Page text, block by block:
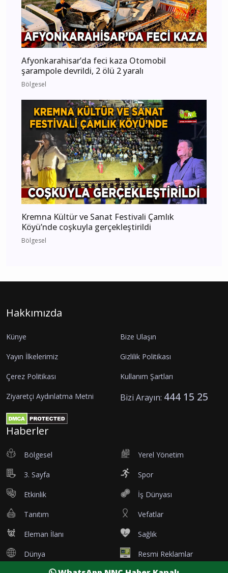
Afyonkarahisar’da feci kaza Otomobil
şarampole devrildi, 2 ölü 2 yaralı
Bölgesel
Kremna Kültür ve Sanat Festivali Çamlık
Köyü’nde coşkuyla gerçekleştirildi
Bölgesel
Hakkımızda
Künye Bize Ulaşın
Yayın İlkelerimiz Gizlilik Politikası
Çerez Politikası Kullanım Şartları
Ziyaretçi Aydınlatma Metni Bizi Arayın: 444 15 25
Haberler
Bölgesel Yerel Yönetim
3. Sayfa Spor
Etkinlik İş Dünyası
Tanıtım Vefatlar
Eleman İlanı Sağlık
Dünya Resmi Reklamlar